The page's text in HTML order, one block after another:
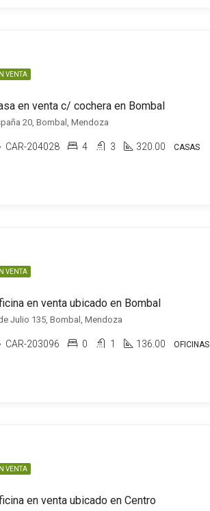
VENTA
en venta c/ cochera en Bombal
20, Bombal, Mendoza
CAR-204028 4 3 320.00 CASAS
VENTA
en venta ubicado en Bombal
Julio 135, Bombal, Mendoza
CAR-203096 0 1 136.00 OFICINAS
VENTA
en venta ubicado en Centro